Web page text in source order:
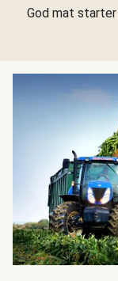
God mat starter